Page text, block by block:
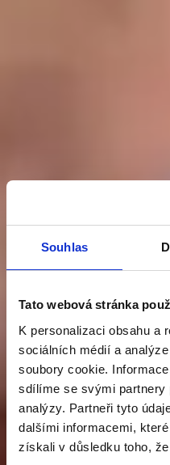
Souhlas
Tato webová stránka
K personalizaci obsahu a
sociálních médií a
soubory cookie.
sdílíme se svými partnery
analýzy. Partneři tyto
dalšími informacemi,
získali v důsledku toho,
O
Graminex